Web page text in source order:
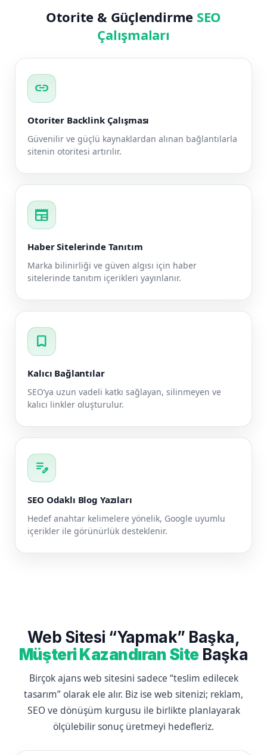
Otorite & Güçlendirme SEO
Çalışmaları
link
Otoriter Backlink Çalışması
Güvenilir ve güçlü kaynaklardan alınan bağlantılarla
sitenin otoritesi artırılır.
newspaper
Haber Sitelerinde Tanıtım
Marka bilinirliği ve güven algısı için haber
sitelerinde tanıtım içerikleri yayınlanır.
bookmark
Kalıcı Bağlantılar
SEO’ya uzun vadeli katkı sağlayan, silinmeyen ve
kalıcı linkler oluşturulur.
edit_note
SEO Odaklı Blog Yazıları
Hedef anahtar kelimelere yönelik, Google uyumlu
içerikler ile görünürlük desteklenir.
Web Sitesi “Yapmak” Başka,
Müşteri Kazandıran SiteBaşka
Birçok ajans web sitesini sadece “teslim edilecek
tasarım” olarak ele alır. Biz ise web sitenizi; reklam,
SEO ve dönüşüm kurgusu ile birlikte planlayarak
ölçülebilir sonuç üretmeyi hedefleriz.